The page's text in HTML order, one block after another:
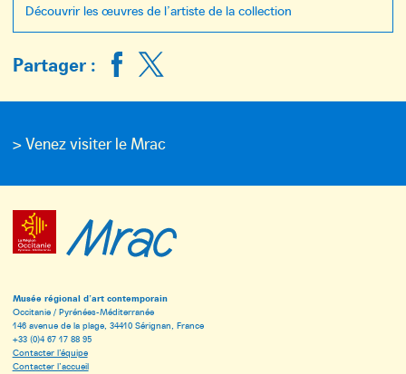
Découvrir les œuvres de l’artiste de la collection
Partager :
> Venez visiter le Mrac
Musée régional d’art contemporain
Occitanie / Pyrénées-Méditerranée
146 avenue de la plage, 34410 Sérignan, France
+33 (0)4 67 17 88 95
Contacter l’équipe
Contacter l’accueil